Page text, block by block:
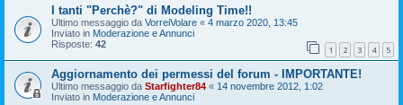
I tanti "Perchè?" di Modeling Time!!
Ultimo messaggio da VorreiVolare « 4 marzo 2020, 13:45
Inviato in Moderazione e Annunci
Risposte: 42 1 2 3 4 5
Aggiornamento dei permessi del forum - IMPORTANTE!
Ultimo messaggio da Starfighter84 « 14 novembre 2012, 1:02
Inviato in Moderazione e Annunci